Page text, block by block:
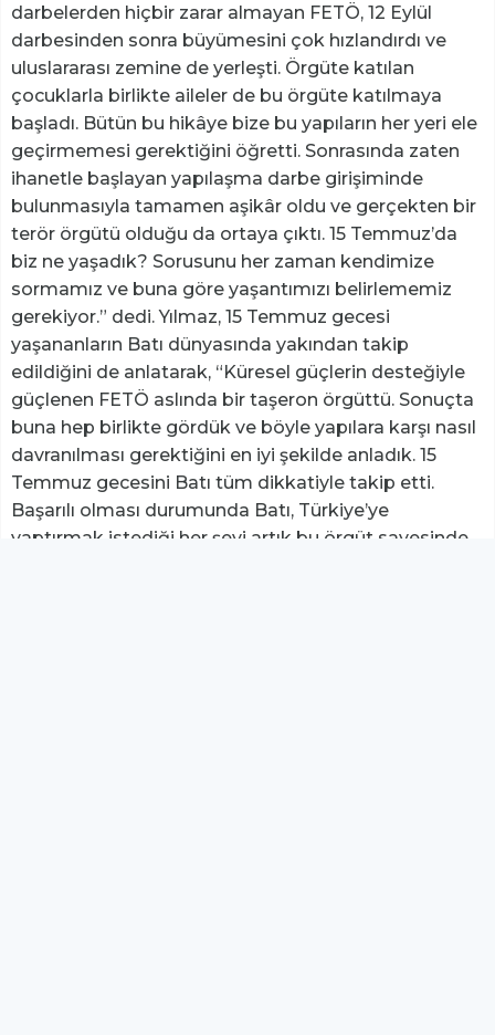
darbelerden hiçbir zarar almayan FETÖ, 12 Eylül
darbesinden sonra büyümesini çok hızlandırdı ve
uluslararası zemine de yerleşti. Örgüte katılan
çocuklarla birlikte aileler de bu örgüte katılmaya
başladı. Bütün bu hikâye bize bu yapıların her yeri ele
geçirmemesi gerektiğini öğretti. Sonrasında zaten
ihanetle başlayan yapılaşma darbe girişiminde
bulunmasıyla tamamen aşikâr oldu ve gerçekten bir
terör örgütü olduğu da ortaya çıktı. 15 Temmuz’da
biz ne yaşadık? Sorusunu her zaman kendimize
sormamız ve buna göre yaşantımızı belirlememiz
gerekiyor.” dedi. Yılmaz, 15 Temmuz gecesi
yaşananların Batı dünyasında yakından takip
edildiğini de anlatarak, “Küresel güçlerin desteğiyle
güçlenen FETÖ aslında bir taşeron örgüttü. Sonuçta
buna hep birlikte gördük ve böyle yapılara karşı nasıl
davranılması gerektiğini en iyi şekilde anladık. 15
Temmuz gecesini Batı tüm dikkatiyle takip etti.
Başarılı olması durumunda Batı, Türkiye’ye
yaptırmak istediği her şeyi artık bu örgüt sayesinde